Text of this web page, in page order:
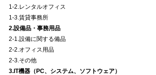
1-2.レンタルオフィス
1-3.賃貸事務所
2.設備品・事務用品
2-1.設備に関する備品
2-2.オフィス用品
2-3.その他
3.IT機器（PC、システム、ソフトウェア）